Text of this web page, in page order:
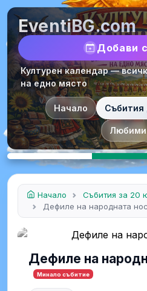
EventiBG.com
Добави
Културен календар —
на едно място
Начало Събития
Любими
Начало
Събития за 20
Дефиле на народната
Дефиле на
Минало събитие